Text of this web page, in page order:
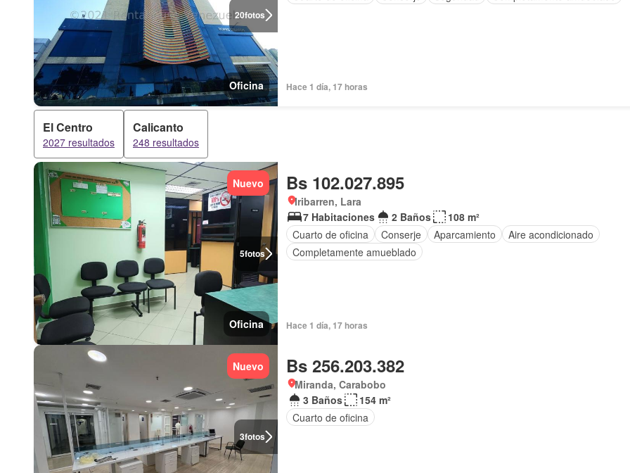
20fotos
Oficina Hace 1 día, 17 horas
El Centro
2027 resultados
Calicanto
248 resultados
5fotos
Nuevo
Oficina
Bs 102.027.895
Iribarren, Lara
7 Habitaciones
2 Baños
108 m²
Cuarto de oficina
Conserje Aparcamiento
Aire acondicionado
Completamente amueblado
Hace 1 día, 17 horas
3fotos
Nuevo Bs 256.203.382
Miranda, Carabobo
3 Baños
154 m²
Cuarto de oficina